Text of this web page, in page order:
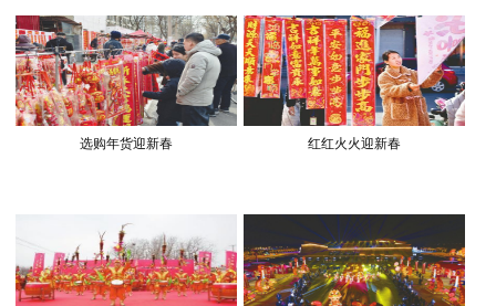
选购年货迎新春 红红火火迎新春